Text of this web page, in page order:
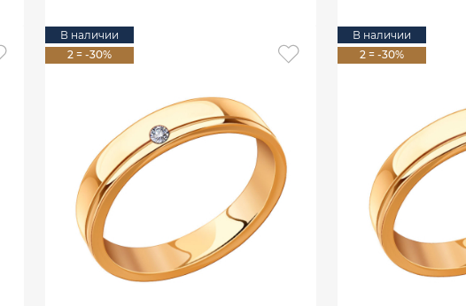
В наличии
2 = -30%
В наличии
2 = -30%